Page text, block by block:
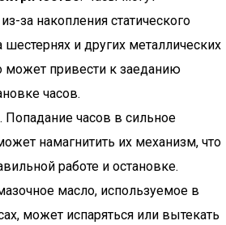
за накопления статического
шестернях и других металлических
может привести к заеданию
часов.
. Попадание часов в сильное
намагнитить их механизм, что
работе и остановке.
масло, используемое в
может испаряться или вытекать